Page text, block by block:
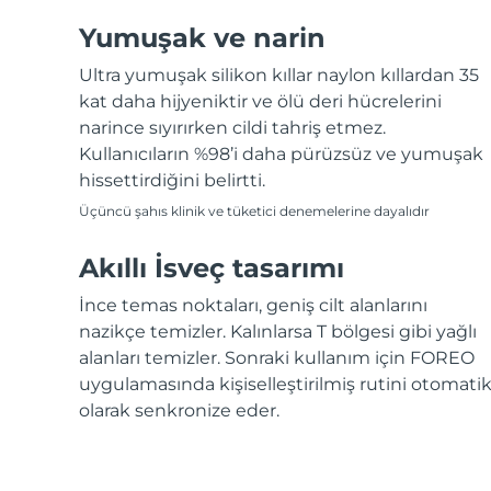
Yumuşak ve narin
Ultra yumuşak silikon kıllar naylon kıllardan 35
kat daha hijyeniktir ve ölü deri hücrelerini
narince sıyırırken cildi tahriş etmez.
Kullanıcıların %98’i daha pürüzsüz ve yumuşak
hissettirdiğini belirtti.
Üçüncü şahıs klinik ve tüketici denemelerine dayalıdır
Akıllı İsveç tasarımı
İnce temas noktaları, geniş cilt alanlarını
nazikçe temizler. Kalınlarsa T bölgesi gibi yağlı
alanları temizler. Sonraki kullanım için FOREO
uygulamasında kişiselleştirilmiş rutini otomatik
olarak senkronize eder.